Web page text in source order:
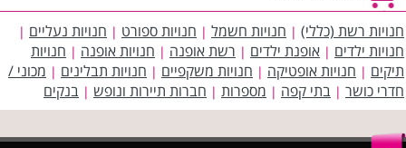
חנויות רשת (כללי) | חנויות חשמל | חנויות ספורט | חנויות נעליים |
חנויות ילדים | אופנת ילדים | רשת אופנה | חנויות אופנה | חנויות
תיקים | חנויות אופטיקה | חנויות משקפיים | חנויות תבלינים | מכוני /
חדרי כושר | בתי קפה | מספרות | חברות תיירות ונופש | בנקים